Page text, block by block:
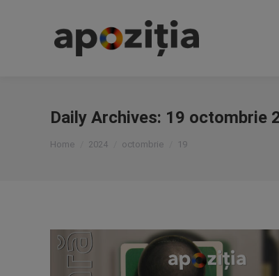
Daily Archives: 19 octombrie
You are here:
Home 2024 octombrie 19